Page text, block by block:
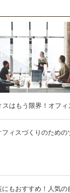
はもう限界！オフ
フィスづくりのため
にもおすすめ！人気の